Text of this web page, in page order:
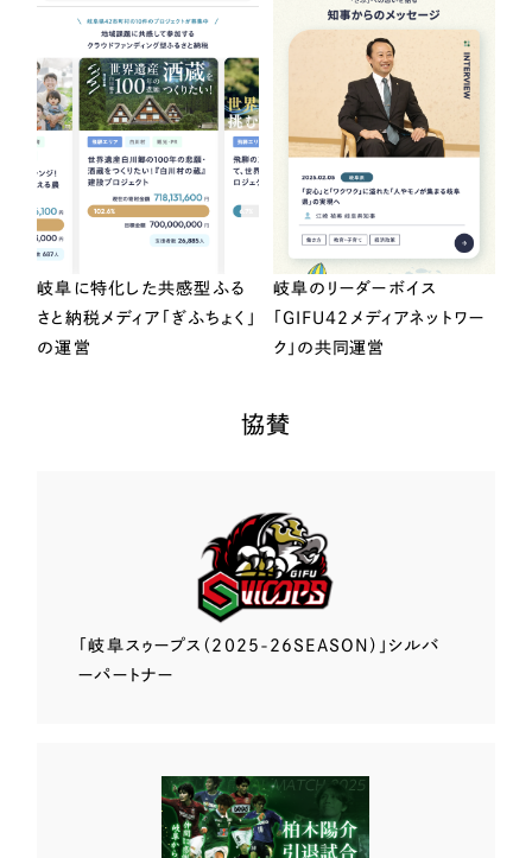
岐阜に特化した共感型ふる
さと納税メディア「ぎふちょく」
の運営
岐阜のリーダーボイス
「GIFU42メディアネットワー
ク」の共同運営
協賛
「岐阜スゥープス （2025-26SEASON）」 シルバ
ーパートナー